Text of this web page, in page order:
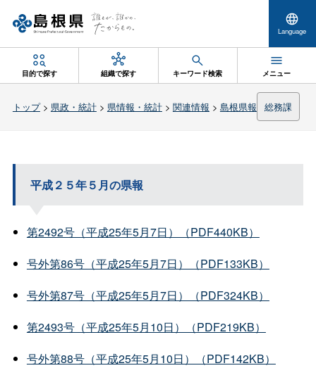
Language
目的で探す 組織で探す キーワード検索 メニュー
トップ> 県政・統計> 県情報・統計> 関連情報 > 島根県報 総務課
平成２５年５月の県報
第2492号（平成25年5月7日）（PDF440KB）
号外第86号（平成25年5月7日）（PDF133KB）
号外第87号（平成25年5月7日）（PDF324KB）
第2493号（平成25年5月10日）（PDF219KB）
号外第88号（平成25年5月10日）（PDF142KB）